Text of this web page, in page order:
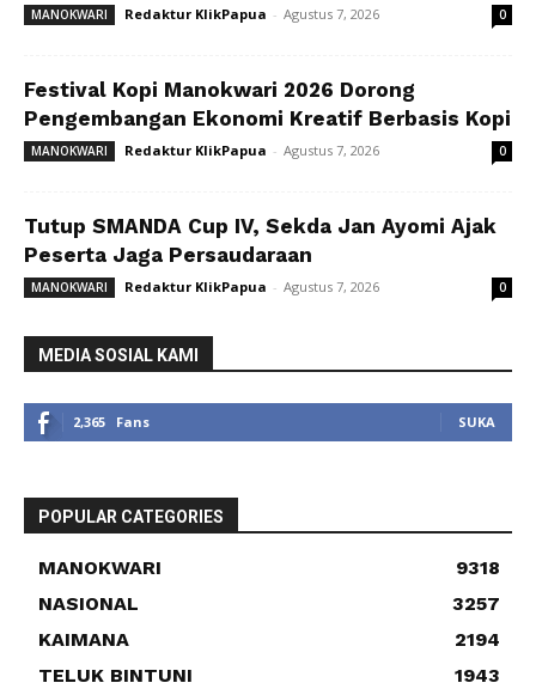
MANOKWARI Redaktur KlikPapua - Agustus 7, 2026 0
Festival Kopi Manokwari 2026 Dorong
Pengembangan Ekonomi Kreatif Berbasis Kopi
MANOKWARI Redaktur KlikPapua - Agustus 7, 2026 0
Tutup SMANDA Cup IV, Sekda Jan Ayomi Ajak
Peserta Jaga Persaudaraan
MANOKWARI Redaktur KlikPapua - Agustus 7, 2026 0
MEDIA SOSIAL KAMI
2,365 Fans SUKA
POPULAR CATEGORIES
MANOKWARI
9318
NASIONAL
3257
KAIMANA
2194
TELUK BINTUNI
1943